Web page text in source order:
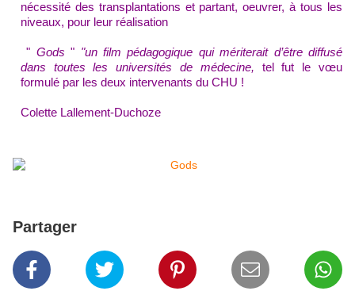
nécessité des transplantations et partant, oeuvrer, à tous les
niveaux, pour leur réalisation
" Gods " "un film pédagogique qui mériterait d’être diffusé
dans toutes les universités de médecine, tel fut le vœu
formulé par les deux intervenants du CHU !
Colette Lallement-Duchoze
Partager